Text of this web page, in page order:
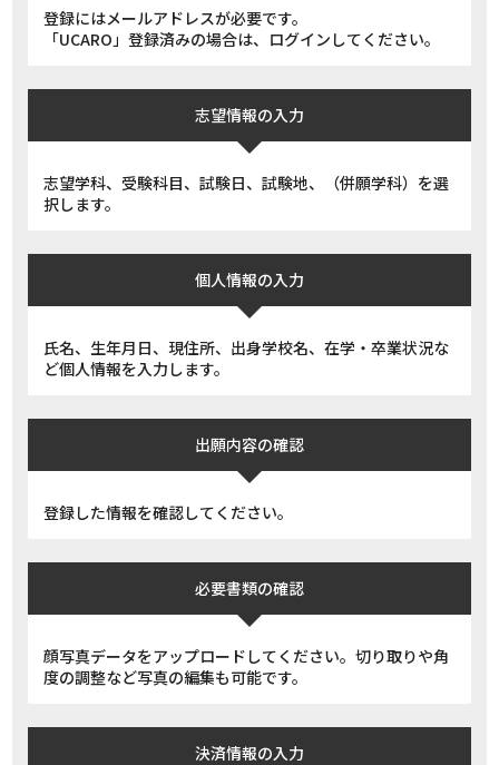
登録にはメールアドレスが必要です。
「UCARO」登録済みの場合は、ログインしてください。
志望情報の入力
志望学科、受験科目、試験日、試験地、（併願学科）を選
択します。
個人情報の入力
氏名、生年月日、現住所、出身学校名、在学・卒業状況な
ど個人情報を入力します。
出願内容の確認
登録した情報を確認してください。
必要書類の確認
顔写真データをアップロードしてください。切り取りや角
度の調整など写真の編集も可能です。
決済情報の入力